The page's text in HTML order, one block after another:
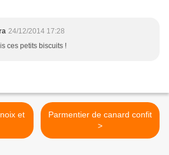
24/12/2014 17:28
ces petits biscuits !
Parmentier de canard confit
>